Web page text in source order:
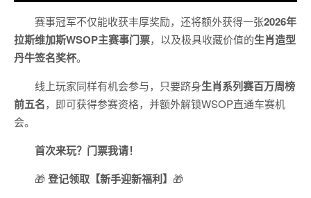
赛事冠军不仅能收获丰厚奖励，还将额外获得一张2026年
拉斯维加斯WSOP主赛事门票，以及极具收藏价值的生肖造型
丹牛签名奖杯。
线上玩家同样有机会参与，只要跻身生肖系列赛百万周榜
前五名，即可获得参赛资格，并额外解锁WSOP直通车赛机
会。
首次来玩？门票我请！
🎁 登记领取【新手迎新福利】 🎁